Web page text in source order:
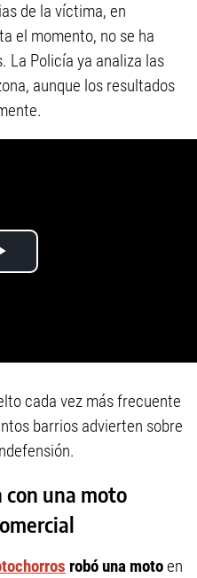
de la víctima, en
el momento, no se ha
La Policía ya analiza las
aunque los resultados
cada vez más frecuente
barrios advierten sobre
una moto
robó una motoen